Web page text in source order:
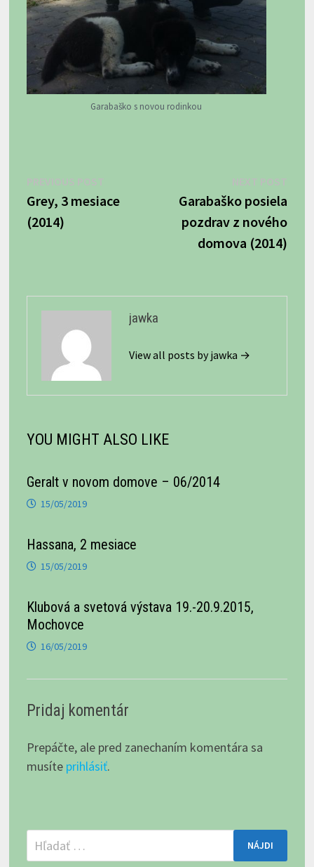
Garabaško s novou rodinkou
v
článku
post:
Grey, 3 mesiace
(2014)
Garabaško posiela
pozdrav z nového
domova (2014)
jawka
View all posts by jawka →
YOU MIGHT ALSO LIKE
Geralt v novom domove – 06/2014
15/05/2019
Hassana, 2 mesiace
15/05/2019
Klubová a svetová výstava 19.-20.9.2015,
Mochovce
16/05/2019
Pridaj komentár
Prepáčte, ale pred zanechaním komentára sa
musíte prihlásiť.
Hľadať: